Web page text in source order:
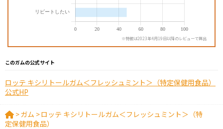
※特徴は2023年4月19日以降のレビューで算出
このガムの公式サイト
ロッテ キシリトールガム＜フレッシュミント＞（特定保健用食品）
公式HP
>ガム >ロッテ キシリトールガム＜フレッシュミント＞（特
定保健用食品）